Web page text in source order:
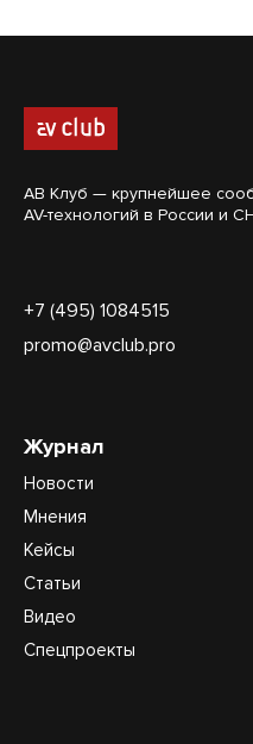
АВ Клуб — крупнейшее
AV-технологий в России и
+7 (495) 1084515
promo@avclub.pro
Журнал
Новости
Мнения
Кейсы
Статьи
Видео
Спецпроекты